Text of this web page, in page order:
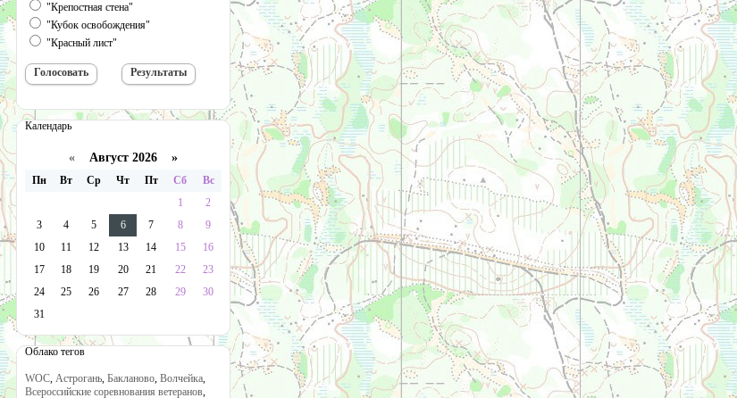
"Крепостная стена"
"Кубок освобождения"
"Красный лист"
Календарь
« Август 2026 »
Пн Вт Ср Чт Пт Сб
Вс
1
2
3
4 5 6 7 8
9
10
11 12 13 14 15
16
17
18 19 20 21 22
23
24
25 26 27 28 29
30
31
Облако тегов
WOC, Астрогань, Бакланово, Волчейка,
Всероссийские соревнования ветеранов,